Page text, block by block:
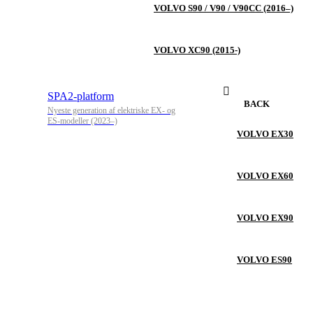
VOLVO S90 / V90 / V90CC (2016–)
VOLVO XC90 (2015-)
SPA2-platform
Nyeste generation af elektriske EX- og
ES-modeller (2023–)
BACK
VOLVO EX30
VOLVO EX60
VOLVO EX90
VOLVO ES90